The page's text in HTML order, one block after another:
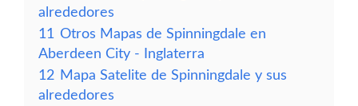
alrededores
11 Otros Mapas de Spinningdale en
Aberdeen City - Inglaterra
12 Mapa Satelite de Spinningdale y sus
alrededores